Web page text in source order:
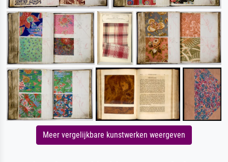
Meer vergelijkbare kunstwerken weergeven